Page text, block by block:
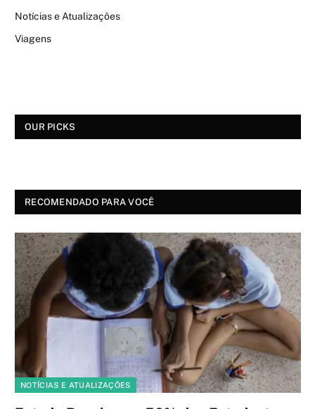
Notícias e Atualizações
Viagens
OUR PICKS
RECOMENDADO PARA VOCÊ
NOTÍCIAS E ATUALIZAÇÕES